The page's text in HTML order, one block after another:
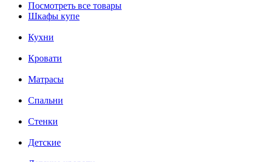
Посмотреть все товары
Шкафы купе
Кухни
Кровати
Матрасы
Cпальни
Стенки
Детские